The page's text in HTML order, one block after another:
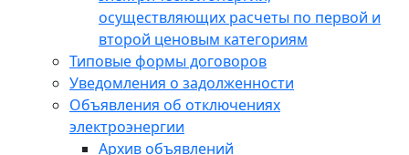
осуществляющих расчеты по первой и
второй ценовым категориям
Типовые формы договоров
Уведомления о задолженности
Объявления об отключениях
электроэнергии
Архив объявлений